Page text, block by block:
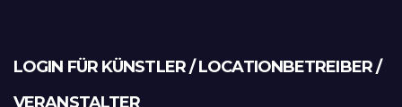
LOGIN FÜR KÜNSTLER / LOCATIONBETREIBER /
VERANSTALTER